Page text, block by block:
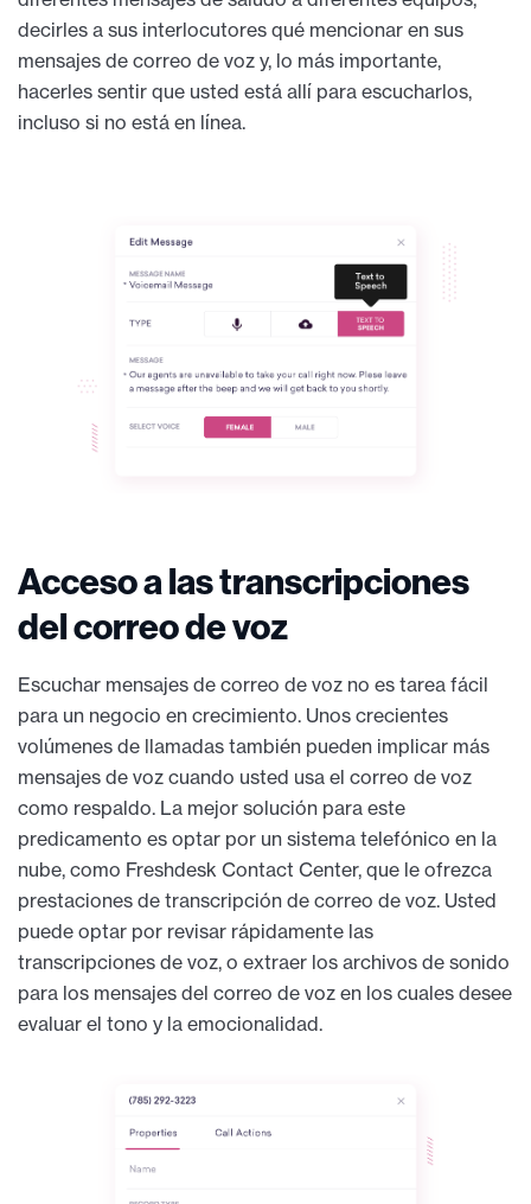
decirles a sus interlocutores qué mencionar en sus
mensajes de correo de voz y, lo más importante,
hacerles sentir que usted está allí para escucharlos,
incluso si no está en línea.
Acceso a las transcripciones
del correo de voz
Escuchar mensajes de correo de voz no es tarea fácil
para un negocio en crecimiento. Unos crecientes
volúmenes de llamadas también pueden implicar más
mensajes de voz cuando usted usa el correo de voz
como respaldo. La mejor solución para este
predicamento es optar por un sistema telefónico en la
nube, como Freshdesk Contact Center, que le ofrezca
prestaciones de transcripción de correo de voz. Usted
puede optar por revisar rápidamente las
transcripciones de voz, o extraer los archivos de sonido
para los mensajes del correo de voz en los cuales desee
evaluar el tono y la emocionalidad.